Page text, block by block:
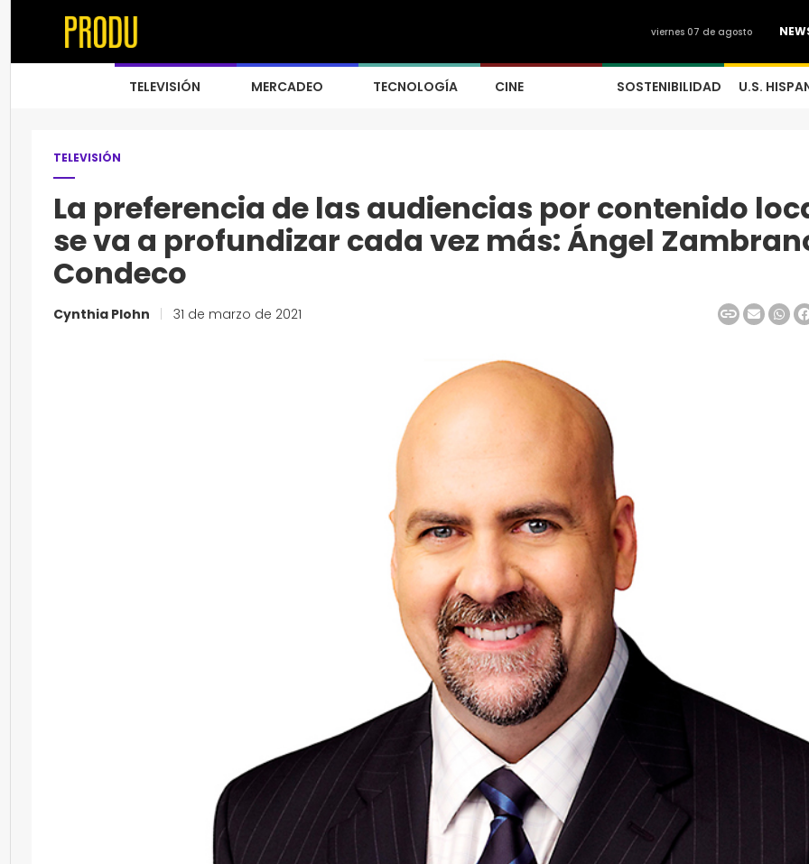
viernes 07 de agosto
TELEVISIÓN MERCADEO TECNOLOGÍA CINE SOSTENIBILIDAD U.S.
TELEVISIÓN
La preferencia de las audiencias por contenido
se va a profundizar cada vez más: Ángel
Condeco
Cynthia Plohn 31 de marzo de 2021